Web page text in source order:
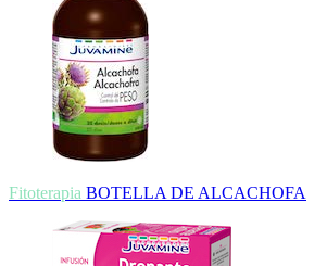
Fitoterapia BOTELLA DE ALCACHOFA